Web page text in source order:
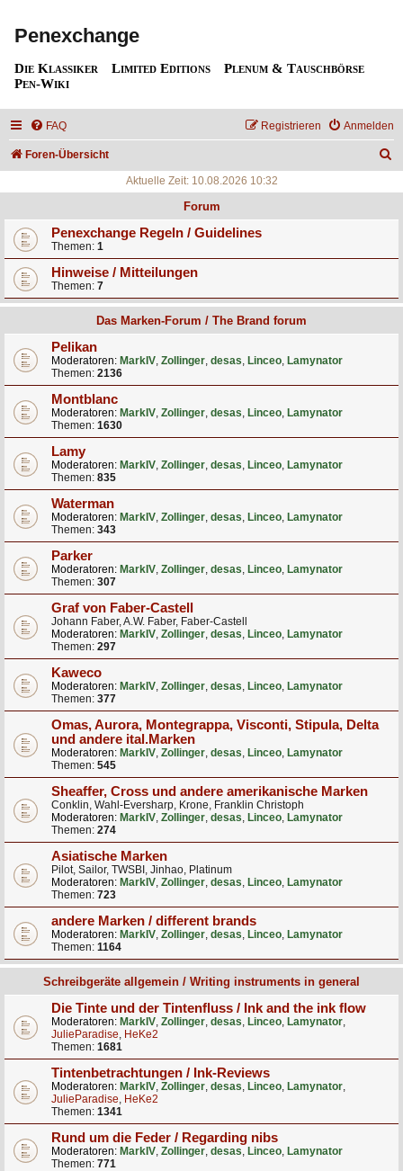
Penexchange
Die Klassiker Limited Editions
Plenum & Tauschbörse
Pen-Wiki
FAQ Anmelden
Registrieren
Foren-Übersicht
Aktuelle Zeit: 10.08.2026 10:32
Forum
Penexchange Regeln / Guidelines
Themen: 1
Hinweise / Mitteilungen
Themen: 7
Das Marken-Forum / The Brand forum
Pelikan
Moderatoren: MarkIV, Zollinger, desas, Linceo, Lamynator
Themen: 2136
Montblanc
Moderatoren: MarkIV, Zollinger, desas, Linceo, Lamynator
Themen: 1630
Lamy
Moderatoren: MarkIV, Zollinger, desas, Linceo, Lamynator
Themen: 835
Waterman
Moderatoren: MarkIV, Zollinger, desas, Linceo, Lamynator
Themen: 343
Parker
Moderatoren: MarkIV, Zollinger, desas, Linceo, Lamynator
Themen: 307
Graf von Faber-Castell
Johann Faber, A.W. Faber, Faber-Castell
Moderatoren: MarkIV, Zollinger, desas, Linceo, Lamynator
Themen: 297
Kaweco
Moderatoren: MarkIV, Zollinger, desas, Linceo, Lamynator
Themen: 377
Omas, Aurora, Montegrappa, Visconti, Stipula, Delta
und andere ital.Marken
Moderatoren: MarkIV, Zollinger, desas, Linceo, Lamynator
Themen: 545
Sheaffer, Cross und andere amerikanische Marken
Conklin, Wahl-Eversharp, Krone, Franklin Christoph
Moderatoren: MarkIV, Zollinger, desas, Linceo, Lamynator
Themen: 274
Asiatische Marken
Pilot, Sailor, TWSBI, Jinhao, Platinum
Moderatoren: MarkIV, Zollinger, desas, Linceo, Lamynator
Themen: 723
andere Marken / different brands
Moderatoren: MarkIV, Zollinger, desas, Linceo, Lamynator
Themen: 1164
Schreibgeräte allgemein / Writing instruments in general
Die Tinte und der Tintenfluss / Ink and the ink flow
Moderatoren: MarkIV, Zollinger, desas, Linceo, Lamynator,
JulieParadise, HeKe2
Themen: 1681
Tintenbetrachtungen / Ink-Reviews
Moderatoren: MarkIV, Zollinger, desas, Linceo, Lamynator,
JulieParadise, HeKe2
Themen: 1341
Rund um die Feder / Regarding nibs
Moderatoren: MarkIV, Zollinger, desas, Linceo, Lamynator
Themen: 771